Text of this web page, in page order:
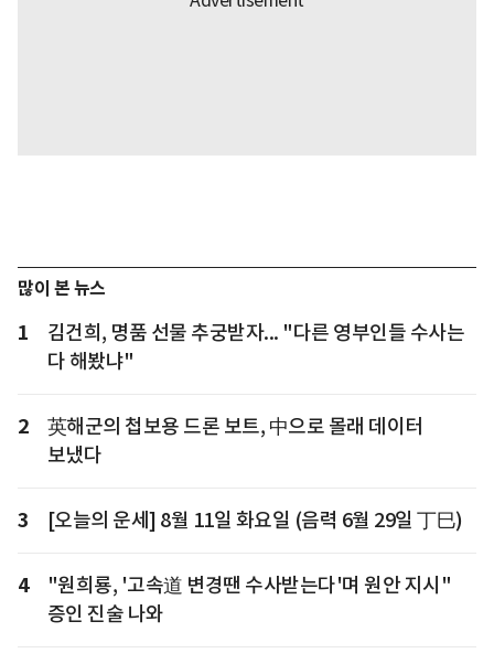
많이 본 뉴스
1
김건희, 명품 선물 추궁받자... "다른 영부인들 수사는
다 해봤냐"
2
英해군의 첩보용 드론 보트, 中으로 몰래 데이터
보냈다
3 [오늘의 운세] 8월 11일 화요일 (음력 6월 29일 丁巳)
4
"원희룡, '고속道 변경땐 수사받는다'며 원안 지시"
증인 진술 나와